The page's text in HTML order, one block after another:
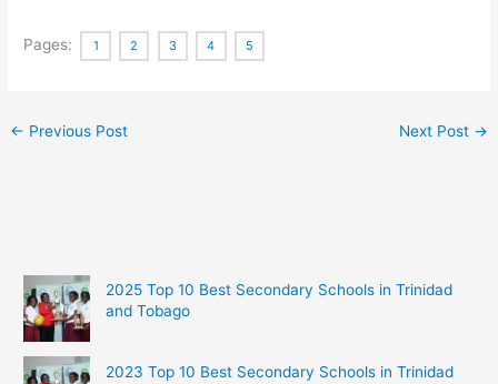
Pages: 1 2 3 4 5
← Previous Post Next Post →
2025 Top 10 Best Secondary Schools in Trinidad
and Tobago
2023 Top 10 Best Secondary Schools in Trinidad